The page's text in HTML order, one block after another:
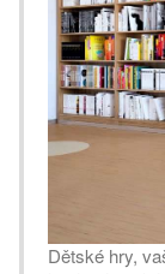
Dětské hry,